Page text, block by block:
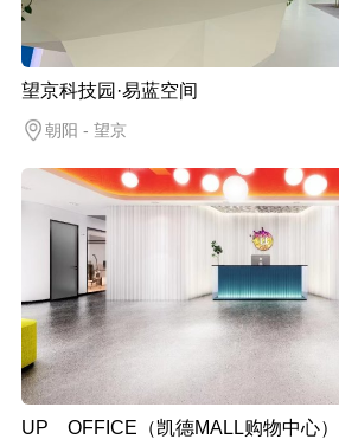
望京科技园·易蓝空间
朝阳 - 望京
UP OFFICE（凯德MALL购物中心）